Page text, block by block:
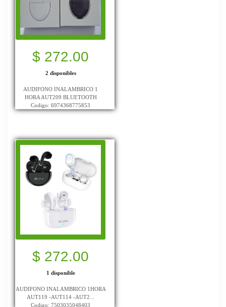
$ 272.00
2 disponibles
AUDIFONO INALAMBRICO 1
HORA AUT209 BLUETOOTH
Codigo: 6974368775853
$ 272.00
1 disponible
AUDIFONO INALAMBRICO 1HORA
AUT119 -AUT114 -AUT2...
Codigo: 7503035048403